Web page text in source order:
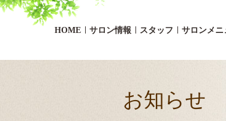
HOME サロン情報 スタッフ サロンメニ
お知らせ